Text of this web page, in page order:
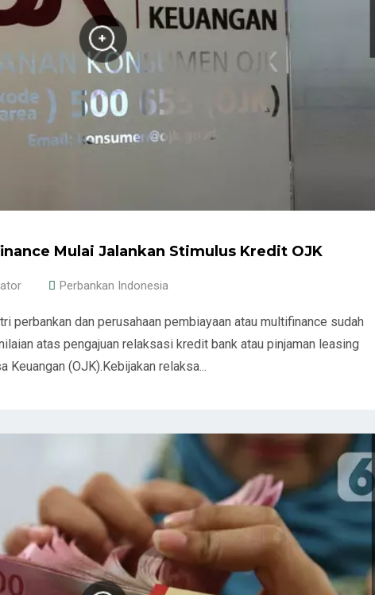
Mulai Jalankan Stimulus Kredit OJK
Perbankan Indonesia
perbankan dan perusahaan pembiayaan atau multifinance sudah
atas pengajuan relaksasi kredit bank atau pinjaman leasing
(OJK).Kebijakan relaksa...